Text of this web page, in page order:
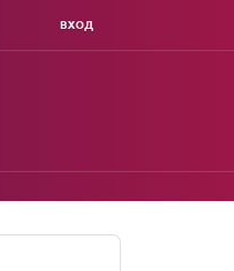
ВХОД